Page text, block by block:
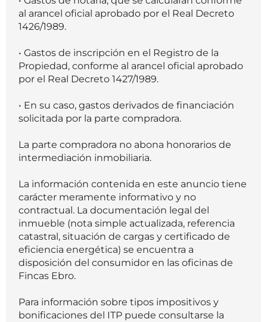
al arancel oficial aprobado por el Real Decreto
1426/1989.
• Gastos de inscripción en el Registro de la
Propiedad, conforme al arancel oficial aprobado
por el Real Decreto 1427/1989.
• En su caso, gastos derivados de financiación
solicitada por la parte compradora.
La parte compradora no abona honorarios de
intermediación inmobiliaria.
La información contenida en este anuncio tiene
carácter meramente informativo y no
contractual. La documentación legal del
inmueble (nota simple actualizada, referencia
catastral, situación de cargas y certificado de
eficiencia energética) se encuentra a
disposición del consumidor en las oficinas de
Fincas Ebro.
Para información sobre tipos impositivos y
bonificaciones del ITP puede consultarse la